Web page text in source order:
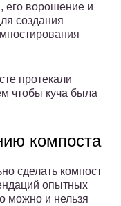
его ворошение и
создания
протекали
чтобы куча была
компоста
сделать компост
опытных
можно и нельзя